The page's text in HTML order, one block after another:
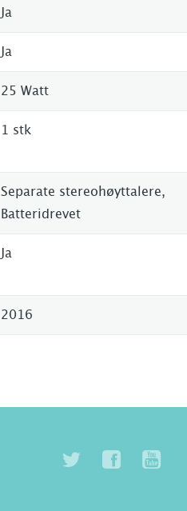
Ja
Ja
25 Watt
1 stk
Separate stereohøyttalere,
Batteridrevet
Ja
2016